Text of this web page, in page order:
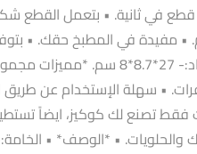
*مميزات مكبس صانع الكبة السريع* • بتعمل 3 قطع في ثانية. •
مفيدة في المطبخ حقك. •
مجهود. • *الوصف* • الخامة:- بلاستيك. • الأبعاد:-
• سهلة الإستخدام عن
فقط تصنع لك كوكيز، ايضاً
• *الوصف* •